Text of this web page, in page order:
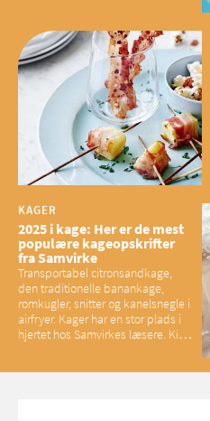
have konsekvenser for vores
sociale fællesskaber
KAGER
2025 i kage: Her er de mest
populære kageopskrifter
fra Samvirke
Transportabel citronsandkage,
den traditionelle banankage,
romkugler, snitter og kanelsnegle i
airfryer. Kager har en stor plads i
hjertet hos Samvirkes læsere. Kig